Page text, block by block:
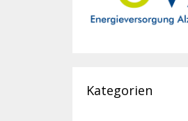
Kategorien